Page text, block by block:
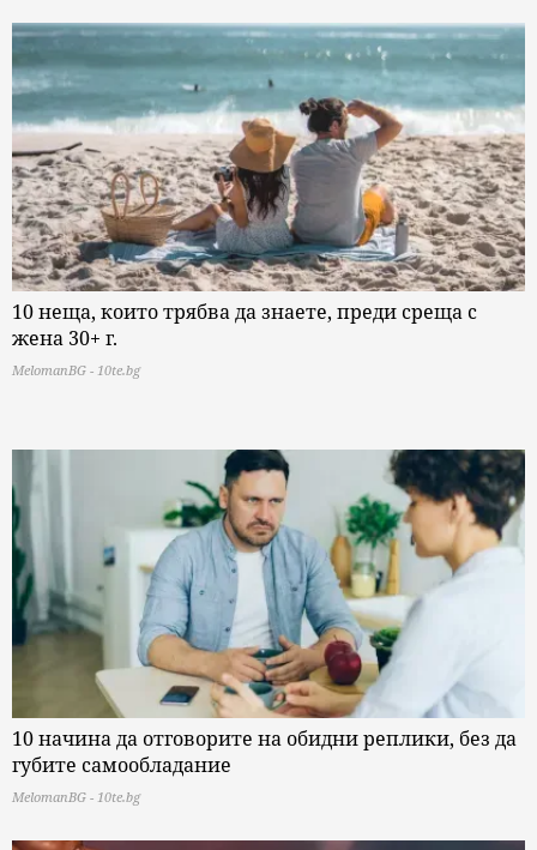
10 неща, които трябва да знаете, преди среща с
жена 30+ г.
MelomanBG - 10te.bg
10 начина да отговорите на обидни реплики, без да
губите самообладание
MelomanBG - 10te.bg